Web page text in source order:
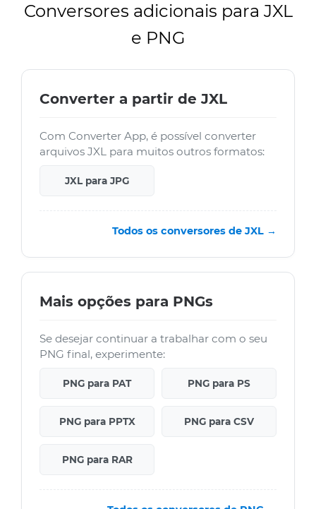
Conversores adicionais para JXL
e PNG
Converter a partir de JXL
Com Converter App, é possível converter
arquivos JXL para muitos outros formatos:
JXL para JPG
Todos os conversores de JXL →
Mais opções para PNGs
Se desejar continuar a trabalhar com o seu
PNG final, experimente:
PNG para PAT PNG para PS
PNG para PPTX PNG para CSV
PNG para RAR